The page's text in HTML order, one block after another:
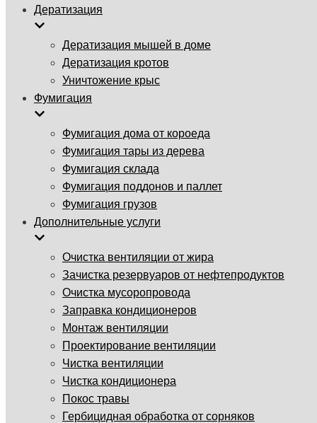
Дератизация
Дератизация мышей в доме
Дератизация кротов
Уничтожение крыс
Фумигация
Фумигация дома от короеда
Фумигация тары из дерева
Фумигация склада
Фумигация поддонов и паллет
Фумигация грузов
Дополнительные услуги
Очистка вентиляции от жира
Зачистка резервуаров от нефтепродуктов
Очистка мусоропровода
Заправка кондиционеров
Монтаж вентиляции
Проектирование вентиляции
Чистка вентиляции
Чистка кондиционера
Покос травы
Гербицидная обработка от сорняков